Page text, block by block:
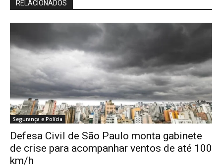
RELACIONADOS
Segurança e Polícia
Defesa Civil de São Paulo monta gabinete
de crise para acompanhar ventos de até 100
km/h